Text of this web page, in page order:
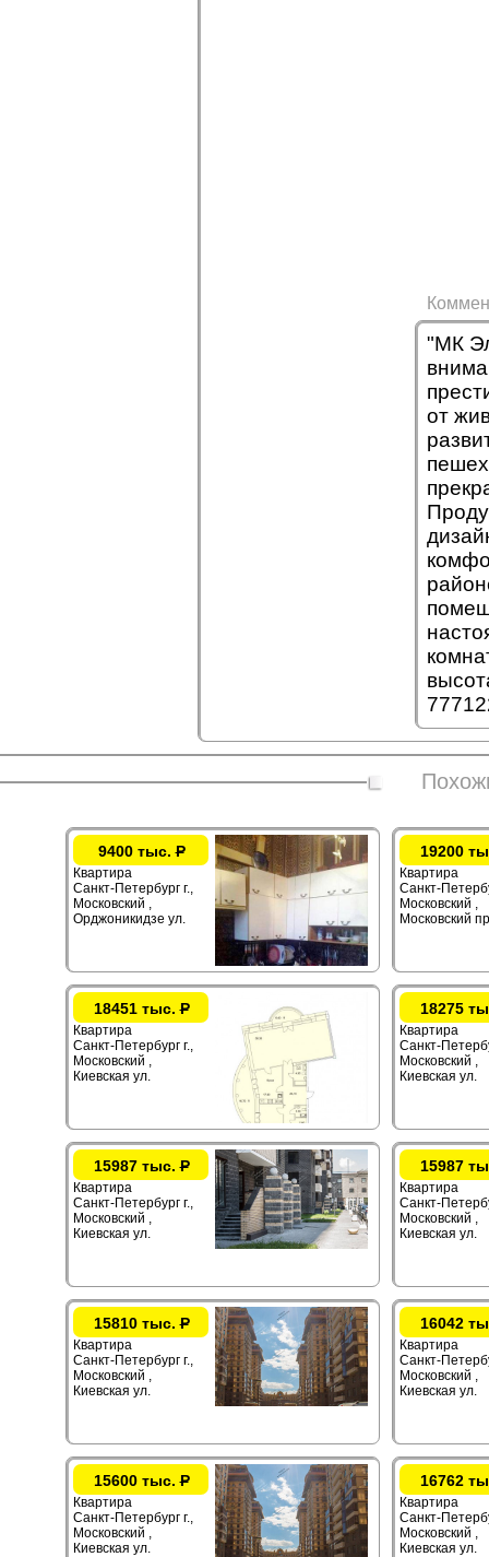
"МК
от
9400 тыс.Р
Квартира
Санкт-Петербург г.,
Московский ,
Орджоникидзе ул.
19200
Квартира
Санкт-
Московский ,
Московский
18451 тыс.Р
Квартира
Санкт-Петербург г.,
Московский ,
Киевская ул.
18275
Квартира
Санкт-
Московский ,
Киевская ул.
15987 тыс.Р
Квартира
Санкт-Петербург г.,
Московский ,
Киевская ул.
15987
Квартира
Санкт-
Московский ,
Киевская ул.
15810 тыс.Р
Квартира
Санкт-Петербург г.,
Московский ,
Киевская ул.
16042
Квартира
Санкт-
Московский ,
Киевская ул.
15600 тыс.Р
Квартира
Санкт-Петербург г.,
Московский ,
Киевская ул.
16762
Квартира
Санкт-
Московский ,
Киевская ул.